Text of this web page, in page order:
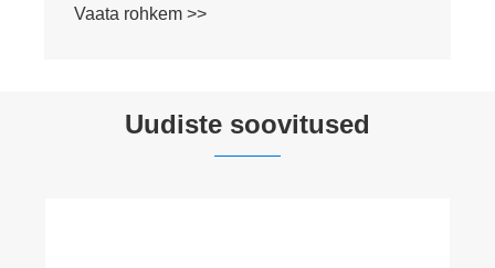
Vaata rohkem >>
Uudiste soovitused